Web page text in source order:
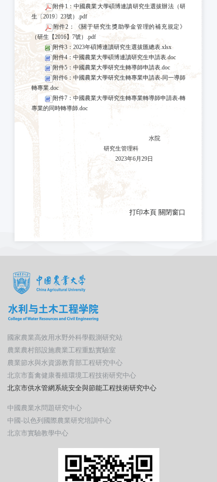
附件1：中國農業大學碩博連讀研究生選拔辦法（研
生〔2019〕23號）.pdf
附件2：《關于研究生獎助學金管理的補充規定》
（研生【2016】7號）.pdf
附件3：2023年碩博連讀研究生選拔匯總表.xlsx
附件4：中國農業大學碩博連讀研究生申請表.doc
附件5：中國農業大學研究生轉導師申請表.doc
附件6：中國農業大學研究生轉專業申請表-同一導師
轉專業.doc
附件7：中國農業大學研究生轉專業轉導師申請表-轉
專業的同時轉導師.doc
水院
研究生管理科
2023年6月 29日
打印本頁 關閉窗口
國家農業高效用水野外科學觀測研究站
農業農村部設施農業工程重點實驗室
農業節水與水資源教育部工程研究中心
北京市畜禽健康養殖環境工程技術研究中心
北京市供水管網系統安全與節能工程技術研究中心
中國農業水問題研究中心
中國-以色列國際農業研究培訓中心
北京市實驗教學中心